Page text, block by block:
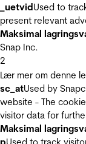
_uetvidUsed to
present relevant
Maksimal
Snap Inc.
2
Lær mer om denne
sc_atUsed by
website - The
visitor data for
Maksimal